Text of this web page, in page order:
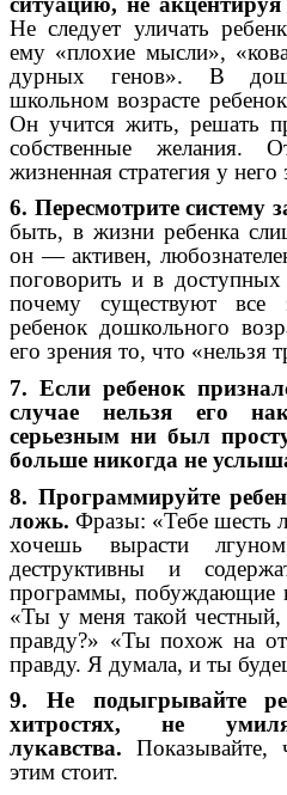
Не следует уличать
ему «плохие мысли»,
дурных генов». В
школьном возрасте
Он учится жить, решать
собственные желания.
жизненная стратегия у него
6. Пересмотрите систему
быть, в жизни ребенка
он — активен,
поговорить и в
почему существуют
ребенок дошкольного
его зрения то, что «нельзя
7. Если ребенок
случае нельзя его
серьезным ни был
больше никогда не
8. Программируйте
ложь. Фразы: «Тебе шесть
хочешь вырасти
деструктивны и
программы, побуждающие
«Ты у меня такой
правду?» «Ты похож на
правду. Я думала, и ты
9. Не подыгрывайте
хитростях, не
лукавства.
этим стоит.